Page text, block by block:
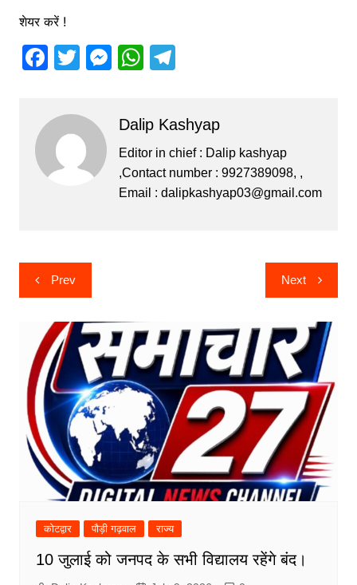
शेयर करें !
F
c
e
b
o
T
itt
er
M
s
e
n
W
s
A
p
T
gr
a
m
Dalip Kashyap
Editor in chief : Dalip kashyap
,Contact number : 9927389098, ,
Email : dalipkashyap03@gmail.com
Post
navigation
Prev Next
कोटद्वार पौड़ी गढ़वाल राज्य
10 जुलाई को जनपद के सभी विद्यालय रहेंगे बंद।